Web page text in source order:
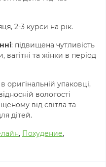
2-3 курси на рік.
: підвищена чутливість
вагітні та жінки в період
оригінальній упаковці,
вологості
від світла та
дітей.
, Похудение,